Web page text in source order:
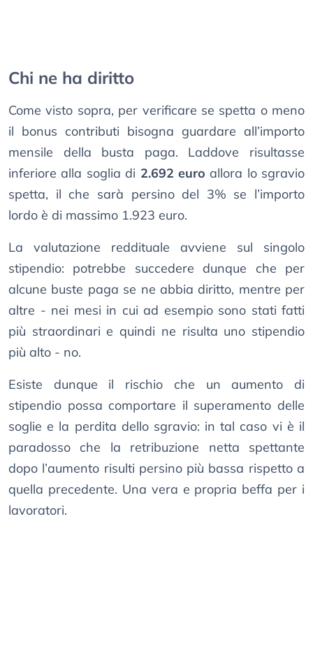
Chi ne ha diritto
Come visto sopra, per verificare se spetta o meno
il bonus contributi bisogna guardare all’importo
mensile della busta paga. Laddove risultasse
inferiore alla soglia di 2.692 euro allora lo sgravio
spetta, il che sarà persino del 3% se l’importo
lordo è di massimo 1.923 euro.
La valutazione reddituale avviene sul singolo
stipendio: potrebbe succedere dunque che per
alcune buste paga se ne abbia diritto, mentre per
altre - nei mesi in cui ad esempio sono stati fatti
più straordinari e quindi ne risulta uno stipendio
più alto - no.
Esiste dunque il rischio che un aumento di
stipendio possa comportare il superamento delle
soglie e la perdita dello sgravio: in tal caso vi è il
paradosso che la retribuzione netta spettante
dopo l’aumento risulti persino più bassa rispetto a
quella precedente. Una vera e propria beffa per i
lavoratori.